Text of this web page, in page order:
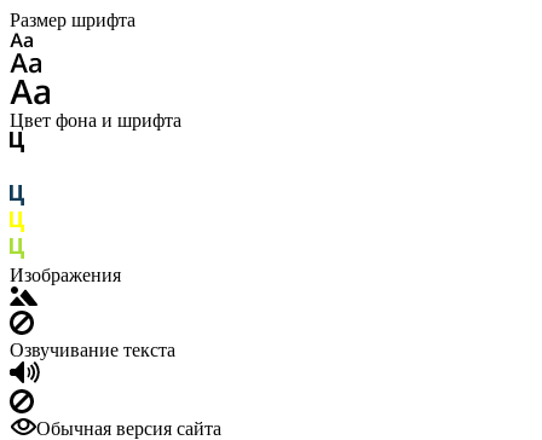
Размер шрифта
Цвет фона и шрифта
Изображения
Озвучивание текста
Обычная версия сайта